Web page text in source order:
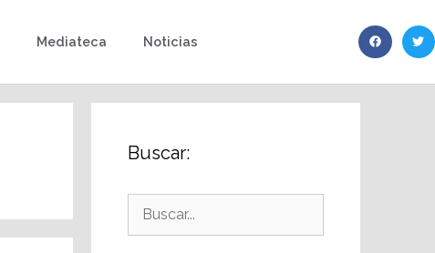
Mediateca Noticias
Buscar: